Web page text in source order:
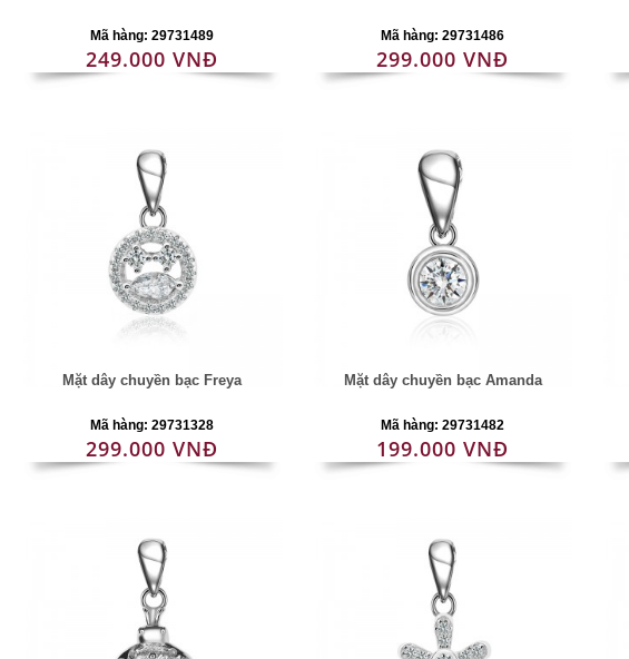
Mã hàng: 29731489
249.000 VNĐ
Mã hàng: 29731486
299.000 VNĐ
Mặt dây chuyền bạc Freya
Mã hàng: 29731328
299.000 VNĐ
Mặt dây chuyền bạc Amanda
Mã hàng: 29731482
199.000 VNĐ